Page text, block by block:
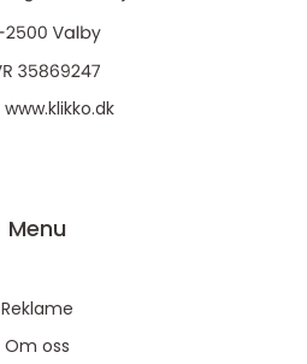
www.klikko.dk
Menu
Reklame
Om oss